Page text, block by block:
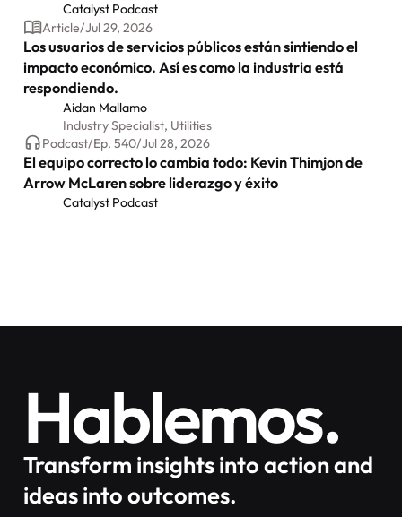
Catalyst Podcast
Article/Jul 29, 2026
Los usuarios de servicios públicos están sintiendo el
impacto económico. Así es como la industria está
respondiendo.
Aidan Mallamo
Industry Specialist, Utilities
Podcast/Ep. 540/Jul 28, 2026
El equipo correcto lo cambia todo: Kevin Thimjon de
Arrow McLaren sobre liderazgo y éxito
Catalyst Podcast
Hablemos.
Transform insights into action and
ideas into outcomes.